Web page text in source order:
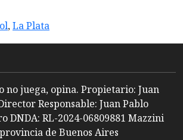
,La Plata
no juega, opina. Propietario: Juan
Responsable: Juan Pablo
DNDA: RL-2024-06809881 Mazzini
de Buenos Aires